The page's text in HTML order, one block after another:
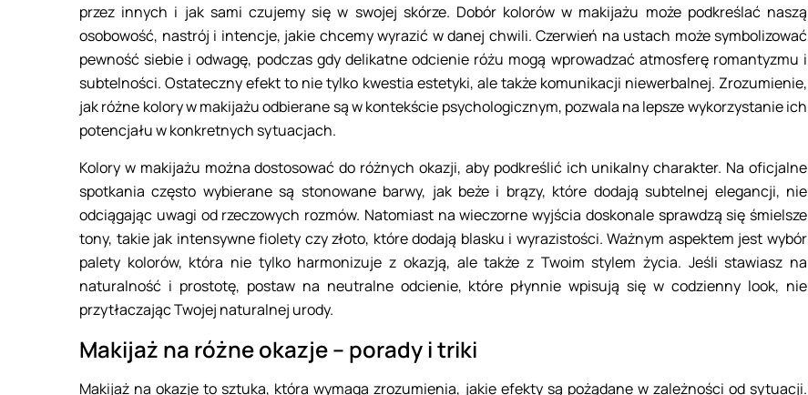
przez innych i jak sami czujemy się w swojej skórze. Dobór kolorów w makijażu może podkreślać naszą
osobowość, nastrój i intencje, jakie chcemy wyrazić w danej chwili. Czerwień na ustach może symbolizować
pewność siebie i odwagę, podczas gdy delikatne odcienie różu mogą wprowadzać atmosferę romantyzmu i
subtelności. Ostateczny efekt to nie tylko kwestia estetyki, ale także komunikacji niewerbalnej. Zrozumienie,
jak różne kolory w makijażu odbierane są w kontekście psychologicznym, pozwala na lepsze wykorzystanie ich
potencjału w konkretnych sytuacjach.
Kolory w makijażu można dostosować do różnych okazji, aby podkreślić ich unikalny charakter. Na oficjalne
spotkania często wybierane są stonowane barwy, jak beże i brązy, które dodają subtelnej elegancji, nie
odciągając uwagi od rzeczowych rozmów. Natomiast na wieczorne wyjścia doskonale sprawdzą się śmielsze
tony, takie jak intensywne fiolety czy złoto, które dodają blasku i wyrazistości. Ważnym aspektem jest wybór
palety kolorów, która nie tylko harmonizuje z okazją, ale także z Twoim stylem życia. Jeśli stawiasz na
naturalność i prostotę, postaw na neutralne odcienie, które płynnie wpisują się w codzienny look, nie
przytłaczając Twojej naturalnej urody.
Makijaż na różne okazje – porady i triki
Makijaż na okazje to sztuka, która wymaga zrozumienia, jakie efekty są pożądane w zależności od sytuacji.